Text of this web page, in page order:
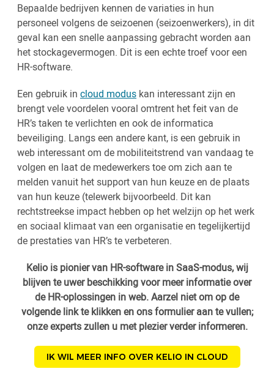
Bepaalde bedrijven kennen de variaties in hun
personeel volgens de seizoenen (seizoenwerkers), in dit
geval kan een snelle aanpassing gebracht worden aan
het stockagevermogen. Dit is een echte troef voor een
HR-software.
Een gebruik in cloud modus kan interessant zijn en
brengt vele voordelen vooral omtrent het feit van de
HR’s taken te verlichten en ook de informatica
beveiliging. Langs een andere kant, is een gebruik in
web interessant om de mobiliteitstrend van vandaag te
volgen en laat de medewerkers toe om zich aan te
melden vanuit het support van hun keuze en de plaats
van hun keuze (telewerk bijvoorbeeld. Dit kan
rechtstreekse impact hebben op het welzijn op het werk
en sociaal klimaat van een organisatie en tegelijkertijd
de prestaties van HR’s te verbeteren.
Kelio is pionier van HR-software in SaaS-modus, wij
blijven te uwer beschikking voor meer informatie over
de HR-oplossingen in web. Aarzel niet om op de
volgende link te klikken en ons formulier aan te vullen;
onze experts zullen u met plezier verder informeren.
IK WIL MEER INFO OVER KELIO IN CLOUD